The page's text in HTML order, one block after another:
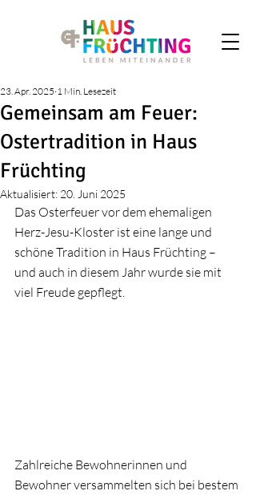
Gemeinsam am Feuer:
Ostertradition in Haus
Früchting
23. Apr. 2025 1 Min. Lesezeit
Aktualisiert: 20. Juni 2025
Das Osterfeuer vor dem ehemaligen
Herz-Jesu-Kloster ist eine lange und
schöne Tradition in Haus Früchting –
und auch in diesem Jahr wurde sie mit
viel Freude gepflegt.
Zahlreiche Bewohnerinnen und
Bewohner versammelten sich bei bestem